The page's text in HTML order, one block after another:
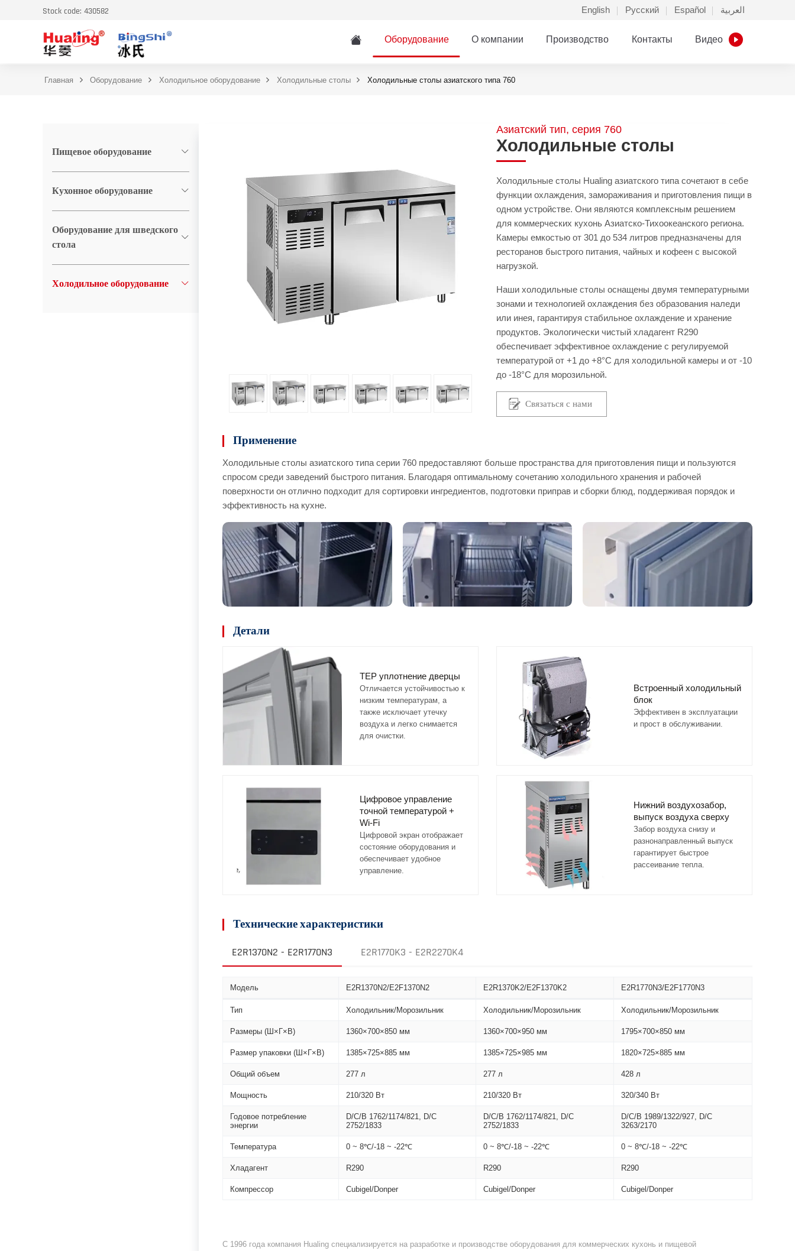
Stock code: 430582 English Русский Español العربية
Оборудование О компании Производство Контакты Видео
Главная Оборудование Холодильное оборудование Холодильные столы Холодильные столы азиатского типа 760
Азиатский тип, серия 760
Холодильные столы
Холодильные столы Hualing азиатского типа сочетают в себе
функции охлаждения, замораживания и приготовления пищи в
одном устройстве. Они являются комплексным решением
для коммерческих кухонь Азиатско-Тихоокеанского региона.
Камеры емкостью от 301 до 534 литров предназначены для
ресторанов быстрого питания, чайных и кофеен с высокой
нагрузкой.
Наши холодильные столы оснащены двумя температурными
зонами и технологией охлаждения без образования наледи
или инея, гарантируя стабильное охлаждение и хранение
продуктов. Экологически чистый хладагент R290
обеспечивает эффективное охлаждение с регулируемой
температурой от +1 до +8°C для холодильной камеры и от -10
до -18°C для морозильной.
Связаться с нами
Применение
Холодильные столы азиатского типа серии 760 предоставляют больше пространства для приготовления пищи и пользуются
спросом среди заведений быстрого питания. Благодаря оптимальному сочетанию холодильного хранения и рабочей
поверхности он отлично подходит для сортировки ингредиентов, подготовки приправ и сборки блюд, поддерживая порядок и
эффективность на кухне.
Детали
TEP уплотнение дверцы
Отличается устойчивостью к
низким температурам, а
также исключает утечку
воздуха и легко снимается
для очистки.
Встроенный холодильный
блок
Эффективен в эксплуатации
и прост в обслуживании.
Цифровое управление
точной температурой +
Wi-Fi
Цифровой экран отображает
состояние оборудования и
обеспечивает удобное
управление.
Нижний воздухозабор,
выпуск воздуха сверху
Забор воздуха снизу и
разнонаправленный выпуск
гарантирует быстрое
рассеивание тепла.
Технические характеристики
E2R1370N2 - E2R1770N3 E2R1770K3 - E2R2270K4
Модель E2R1370N2/E2F1370N2 E2R1370K2/E2F1370K2 E2R1770N3/E2F1770N3
Тип Холодильник/Морозильник Холодильник/Морозильник Холодильник/Морозильник
Размеры (Ш×Г×В) 1360×700×850 мм 1360×700×950 мм 1795×700×850 мм
Размер упаковки (Ш×Г×В) 1385×725×885 мм 1385×725×985 мм 1820×725×885 мм
Общий объем 277 л 277 л 428 л
Мощность 210/320 Вт 210/320 Вт 320/340 Вт
Годовое потребление
энергии
D/C/B 1762/1174/821, D/C
2752/1833
D/C/B 1762/1174/821, D/C
2752/1833
D/C/B 1989/1322/927, D/C
3263/2170
Температура 0 ~ 8℃/-18 ~ -22℃ 0 ~ 8℃/-18 ~ -22℃ 0 ~ 8℃/-18 ~ -22℃
Хладагент R290 R290 R290
Компрессор Cubigel/Donper Cubigel/Donper Cubigel/Donper
С 1996 года компания Hualing специализируется на разработке и производстве оборудования для коммерческих кухонь и пищевой
Пищевое оборудование
Кухонное оборудование
Оборудование для шведского
стола
Холодильное оборудование